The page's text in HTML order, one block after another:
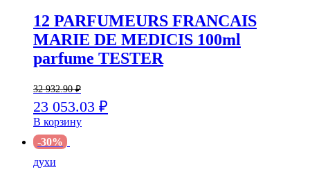
12 PARFUMEURS FRANCAIS
MARIE DE MEDICIS 100ml
parfume TESTER
32 932.90₽
23 053.03 ₽
В корзину
-30%
духи